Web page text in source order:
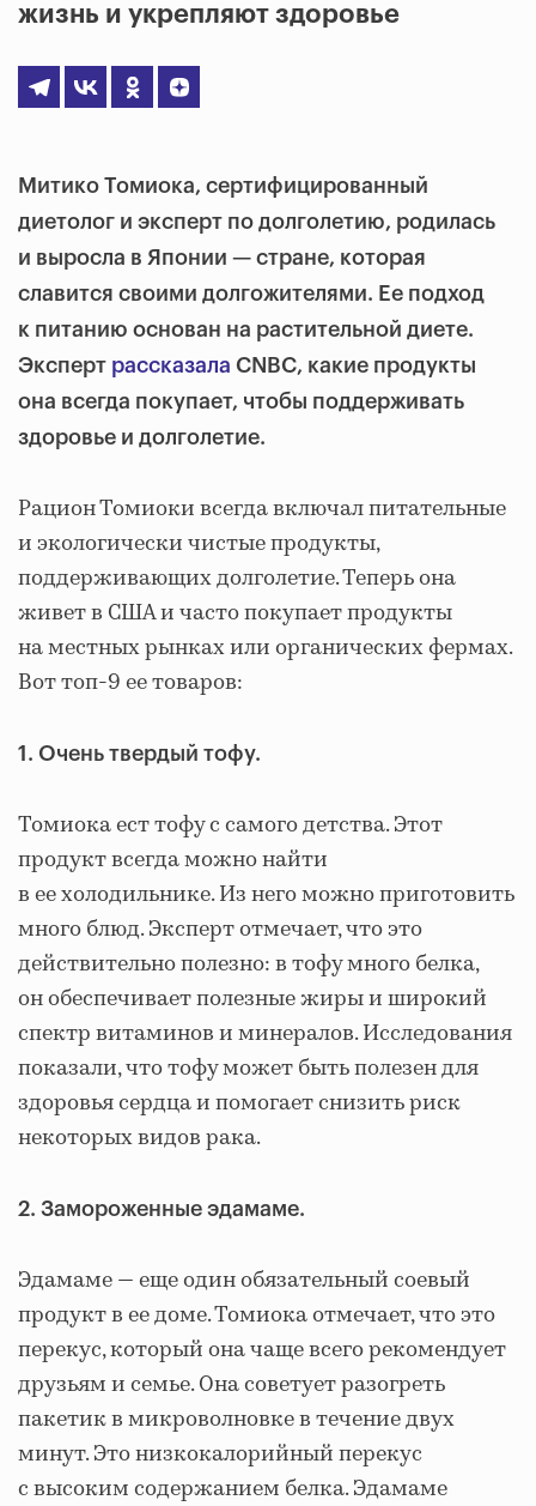
жизнь и укрепляют здоровье
Митико Томиока, сертифицированный
диетолог и эксперт по долголетию, родилась
и выросла в Японии — стране, которая
славится своими долгожителями. Ее подход
к питанию основан на растительной диете.
Эксперт рассказала CNBC, какие продукты
она всегда покупает, чтобы поддерживать
здоровье и долголетие.
Рацион Томиоки всегда включал питательные
и экологически чистые продукты,
поддерживающих долголетие. Теперь она
живет в США и часто покупает продукты
на местных рынках или органических фермах.
Вот топ-9 ее товаров:
1. Очень твердый тофу.
Томиока ест тофу с самого детства. Этот
продукт всегда можно найти
в ее холодильнике. Из него можно приготовить
много блюд. Эксперт отмечает, что это
действительно полезно: в тофу много белка,
он обеспечивает полезные жиры и широкий
спектр витаминов и минералов. Исследования
показали, что тофу может быть полезен для
здоровья сердца и помогает снизить риск
некоторых видов рака.
2. Замороженные эдамаме.
Эдамаме — еще один обязательный соевый
продукт в ее доме. Томиока отмечает, что это
перекус, который она чаще всего рекомендует
друзьям и семье. Она советует разогреть
пакетик в микроволновке в течение двух
минут. Это низкокалорийный перекус
с высоким содержанием белка. Эдамаме